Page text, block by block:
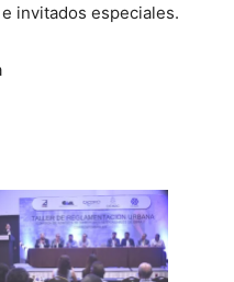
invitados especiales.